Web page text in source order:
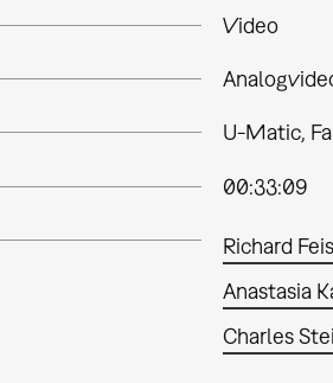
Video
U-Matic,
00:33:09
Richard
Anastasia
Charles